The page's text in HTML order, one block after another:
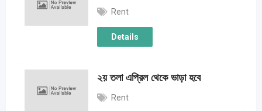
Rent
Details
২য় তলা এপ্রিল থেকে ভাড়া হবে
Rent